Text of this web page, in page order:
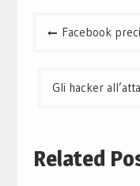
Navigazione
Facebook
Gli hacker
Related